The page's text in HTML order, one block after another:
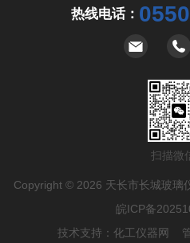
热线电话：
扫描微
Copyright © 2026 天长市长城玻
皖ICP备
技术支持： 化工仪器网